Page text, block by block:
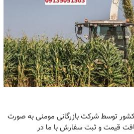
توسط شرکت بازرگانی مومنی به صورت
قیمت و ثبت سفارش با ما در